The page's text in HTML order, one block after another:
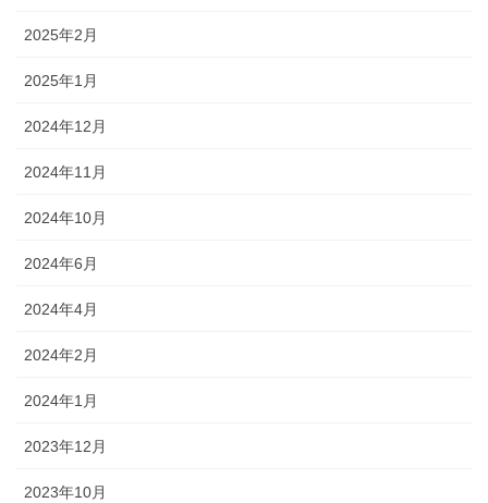
2025年2月
2025年1月
2024年12月
2024年11月
2024年10月
2024年6月
2024年4月
2024年2月
2024年1月
2023年12月
2023年10月